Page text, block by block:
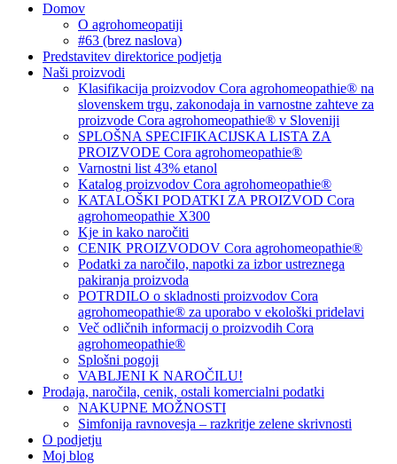
Domov
O agrohomeopatiji
#63 (brez naslova)
Predstavitev direktorice podjetja
Naši proizvodi
Klasifikacija proizvodov Cora agrohomeopathie® na
slovenskem trgu, zakonodaja in varnostne zahteve za
proizvode Cora agrohomeopathie® v Sloveniji
SPLOŠNA SPECIFIKACIJSKA LISTA ZA
PROIZVODE Cora agrohomeopathie®
Varnostni list 43% etanol
Katalog proizvodov Cora agrohomeopathie®
KATALOŠKI PODATKI ZA PROIZVOD Cora
agrohomeopathie X300
Kje in kako naročiti
CENIK PROIZVODOV Cora agrohomeopathie®
Podatki za naročilo, napotki za izbor ustreznega
pakiranja proizvoda
POTRDILO o skladnosti proizvodov Cora
agrohomeopathie® za uporabo v ekološki pridelavi
Več odličnih informacij o proizvodih Cora
agrohomeopathie®
Splošni pogoji
VABLJENI K NAROČILU!
Prodaja, naročila, cenik, ostali komercialni podatki
NAKUPNE MOŽNOSTI
Simfonija ravnovesja – razkritje zelene skrivnosti
O podjetju
Moj blog